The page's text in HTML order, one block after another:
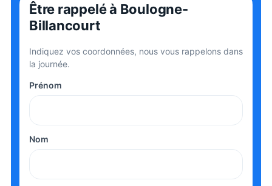
Être rappeléà Boulogne-
Billancourt
Indiquez vos coordonnées, nous vous rappelons dans
la journée.
Prénom
Nom